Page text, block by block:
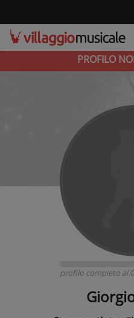
PROFILO
profilo completo al